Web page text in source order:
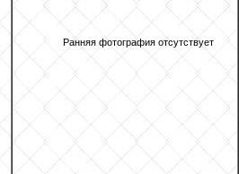
Ранняя фотография отсутствует